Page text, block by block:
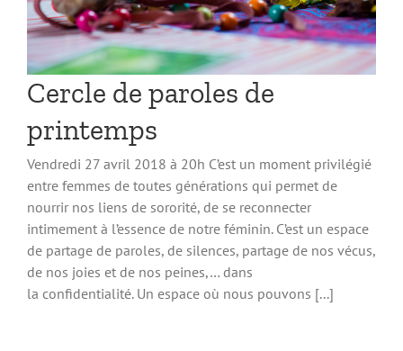
Cercle de paroles de
printemps
Vendredi 27 avril 2018 à 20h C’est un moment privilégié
entre femmes de toutes générations qui permet de
nourrir nos liens de sororité, de se reconnecter
intimement à l’essence de notre féminin. C’est un espace
de partage de paroles, de silences, partage de nos vécus,
de nos joies et de nos peines,… dans
la confidentialité. Un espace où nous pouvons [...]